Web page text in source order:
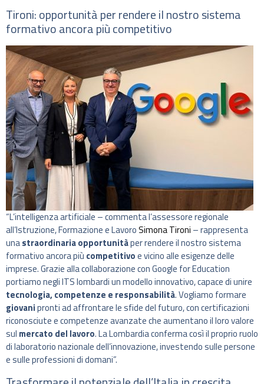
Tironi: opportunità per rendere il nostro sistema
formativo ancora più competitivo
“L’intelligenza artificiale – commenta l’assessore regionale
all’Istruzione, Formazione e LavoroSimona Tironi – rappresenta
unastraordinaria opportunitàper rendere il nostro sistema
formativo ancora più competitivoe vicino alle esigenze delle
imprese. Grazie alla collaborazione con Google for Education
portiamo negli ITS lombardi un modello innovativo, capace di unire
tecnologia, competenze e responsabilità. Vogliamo formare
giovanipronti ad affrontare le sfide del futuro, con certificazioni
riconosciute e competenze avanzate che aumentano il loro valore
sul mercato del lavoro. La Lombardia conferma così il proprio ruolo
di laboratorio nazionale dell’innovazione, investendo sulle persone
e sulle professioni di domani”.